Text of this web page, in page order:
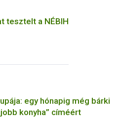
tesztelt a NÉBIH
egy hónapig még bárki
konyha” címéért